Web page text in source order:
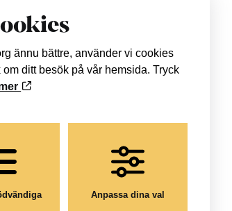
ännu bättre, använder vi cookies
ditt besök på vår hemsida. Tryck
Anpassa dina val